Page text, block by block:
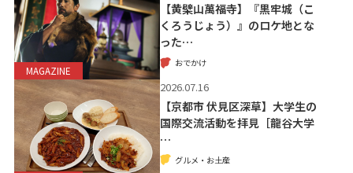
MAGAZINE
【黄檗山萬福寺】『黒牢城（こ
くろうじょう）』のロケ地とな
った…
おでかけ
2026.07.16
【京都市 伏見区深草】大学生の
国際交流活動を拝見［龍谷大学
…
グルメ・お土産